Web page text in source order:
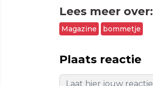
Lees meer over:
Magazine bommetje
Plaats reactie